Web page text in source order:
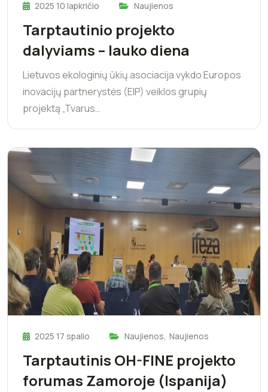
2025 10 lapkričio Naujienos
Tarptautinio projekto
dalyviams – lauko diena
Lietuvos ekologinių ūkių asociacija vykdo Europos
inovacijų partnerystės (EIP) veiklos grupių
projektą „Tvarus…
2025 17 spalio Naujienos, Naujienos
Tarptautinis OH-FINE projekto
forumas Zamoroje (Ispanija)